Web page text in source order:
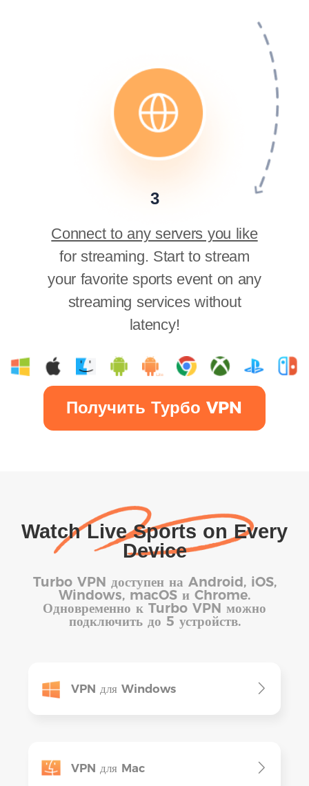
3
Connect to any servers you like
for streaming. Start to stream
your favorite sports event on any
streaming services without
latency!
Получить Турбо VPN
Watch Live Sports on Every
Device
Turbo VPN доступен на Android, iOS,
Windows, macOS и Chrome.
Одновременно к Turbo VPN можно
подключить до 5 устройств.
VPN для Windows
VPN для Mac